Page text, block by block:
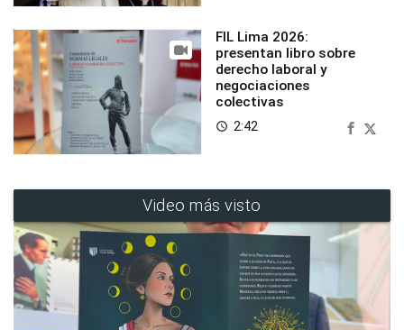
FIL Lima 2026:
presentan libro sobre
derecho laboral y
negociaciones
colectivas
access_time 2:42
Video más visto